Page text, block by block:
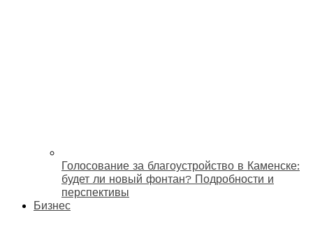
Голосование за благоустройство в Каменске:
будет ли новый фонтан? Подробности и
перспективы
Бизнес